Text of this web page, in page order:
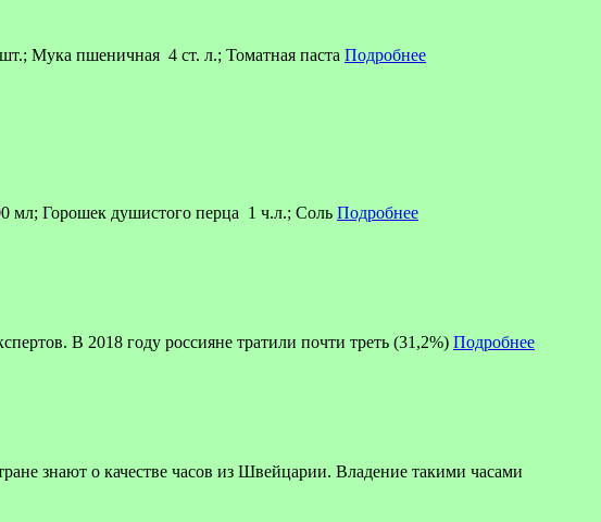
Мука пшеничная 4 ст. л.; Томатная паста Подробнее
Горошек душистого перца 1 ч.л.; Соль Подробнее
В 2018 году россияне тратили почти треть (31,2%) Подробнее
о качестве часов из Швейцарии. Владение такими часами